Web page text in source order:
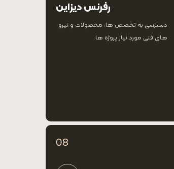
رفرنس دیزاین
دسترسی به تخصص ها، محصولات و نیرو
های فنی مورد نیاز پروژه ها
08